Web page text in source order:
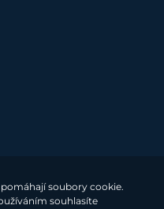
soubory cookie.
souhlasíte